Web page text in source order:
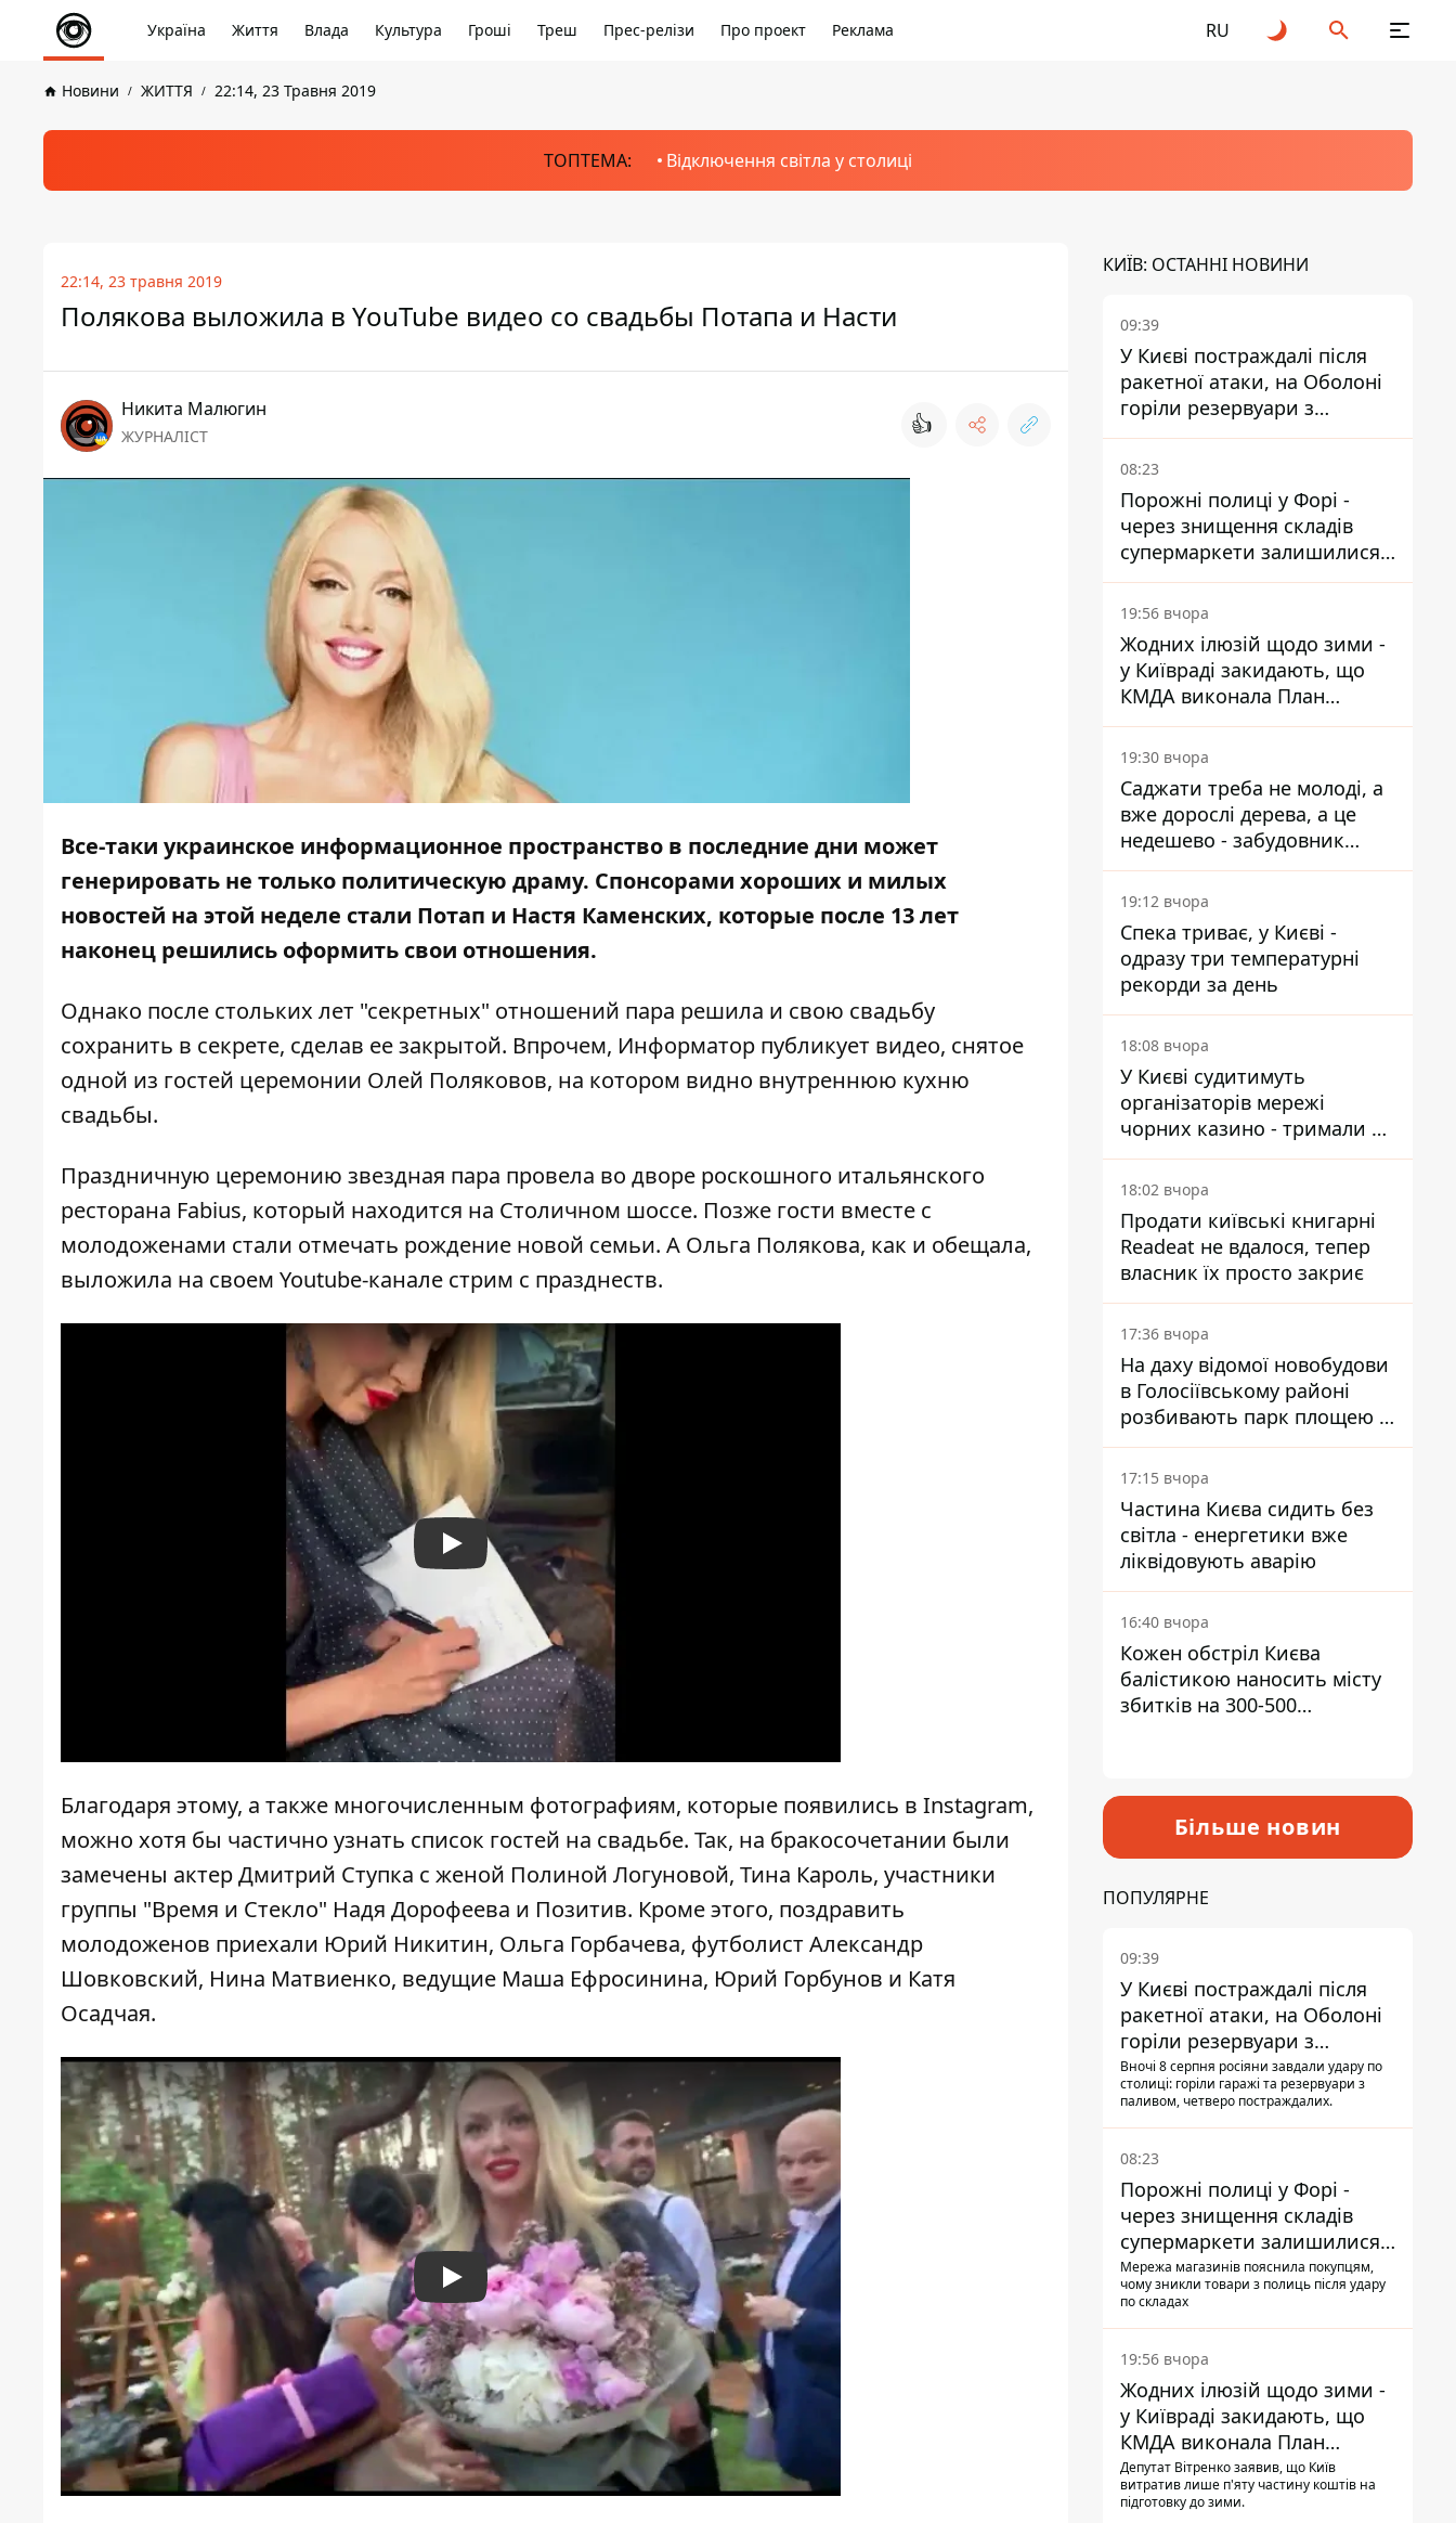
Україна Життя Влада Культура Гроші Треш Прес-релізи Про проект Реклама RU
Новини ЖИТТЯ 22:14, 23 Травня 2019
ТОПТЕМА: Відключення світла у столиці
22:14, 23 травня 2019
Полякова выложила в YouTube видео со свадьбы Потапа и Насти
Никита Малюгин
ЖУРНАЛІСТ 👍
Все-таки украинское информационное пространство в последние дни может
генерировать не только политическую драму. Спонсорами хороших и милых
новостей на этой неделе стали Потап и Настя Каменских, которые после 13 лет
наконец решились оформить свои отношения.
Однако после стольких лет "секретных" отношений пара решила и свою свадьбу
сохранить в секрете, сделав ее закрытой. Впрочем, Информатор публикует видео, снятое
одной из гостей церемонии Олей Поляковов, на котором видно внутреннюю кухню
свадьбы.
Праздничную церемонию звездная пара провела во дворе роскошного итальянского
ресторана Fabius, который находится на Столичном шоссе. Позже гости вместе с
молодоженами стали отмечать рождение новой семьи. А Ольга Полякова, как и обещала,
выложила на своем Youtube-канале стрим с празднеств.
Play
Благодаря этому, а также многочисленным фотографиям, которые появились в Instagram,
можно хотя бы частично узнать список гостей на свадьбе. Так, на бракосочетании были
замечены актер Дмитрий Ступка с женой Полиной Логуновой, Тина Кароль, участники
группы "Время и Стекло" Надя Дорофеева и Позитив. Кроме этого, поздравить
молодоженов приехали Юрий Никитин, Ольга Горбачева, футболист Александр
Шовковский, Нина Матвиенко, ведущие Маша Ефросинина, Юрий Горбунов и Катя
Осадчая.
Play
КИЇВ: ОСТАННІ НОВИНИ
09:39
У Києві постраждалі після
ракетної атаки, на Оболоні
горіли резервуари з
паливом
08:23
Порожні полиці у Форі -
через знищення складів
супермаркети залишилися
без асортименту
19:56 вчора
Жодних ілюзій щодо зими -
у Київраді закидають, що
КМДА виконала План
стійкості на 20%
19:30 вчора
Саджати треба не молоді, а
вже дорослі дерева, а це
недешево - забудовник
Ніконов
19:12 вчора
Спека триває, у Києві -
одразу три температурні
рекорди за день
18:08 вчора
У Києві судитимуть
організаторів мережі
чорних казино - тримали 39
закладів
18:02 вчора
Продати київські книгарні
Readeat не вдалося, тепер
власник їх просто закриє
17:36 вчора
На даху відомої новобудови
в Голосіївському районі
розбивають парк площею в
гектар
17:15 вчора
Частина Києва сидить без
світла - енергетики вже
ліквідовують аварію
16:40 вчора
Кожен обстріл Києва
балістикою наносить місту
збитків на 300-500
Більше новин
ПОПУЛЯРНЕ
09:39
У Києві постраждалі після
ракетної атаки, на Оболоні
горіли резервуари з
паливом
Вночі 8 серпня росіяни завдали удару по
столиці: горіли гаражі та резервуари з
паливом, четверо постраждалих.
08:23
Порожні полиці у Форі -
через знищення складів
супермаркети залишилися
без асортименту
Мережа магазинів пояснила покупцям,
чому зникли товари з полиць після удару
по складах
19:56 вчора
Жодних ілюзій щодо зими -
у Київраді закидають, що
КМДА виконала План
стійкості на 20%
Депутат Вітренко заявив, що Київ
витратив лише п'яту частину коштів на
підготовку до зими.